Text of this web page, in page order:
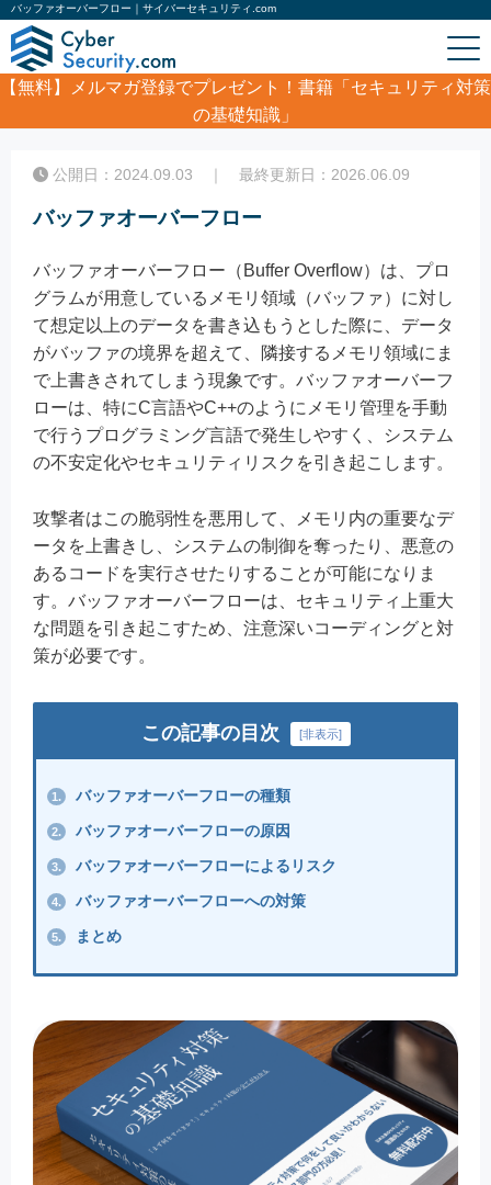
バッファオーバーフロー｜サイバーセキュリティ.com
【無料】
メルマガ登録でプレゼント！書籍「セキュリティ対策
の基礎知識」
バッファオーバーフロー
公開日：2024.09.03 ｜ 最終更新日：2026.06.09
バッファオーバーフロー
バッファオーバーフロー（Buffer Overflow）は、プロ
グラムが用意しているメモリ領域（バッファ）に対し
て想定以上のデータを書き込もうとした際に、データ
がバッファの境界を超えて、隣接するメモリ領域にま
で上書きされてしまう現象です。バッファオーバーフ
ローは、特にC言語やC++のようにメモリ管理を手動
で行うプログラミング言語で発生しやすく、システム
の不安定化やセキュリティリスクを引き起こします。
攻撃者はこの脆弱性を悪用して、メモリ内の重要なデ
ータを上書きし、システムの制御を奪ったり、悪意の
あるコードを実行させたりすることが可能になりま
す。バッファオーバーフローは、セキュリティ上重大
な問題を引き起こすため、注意深いコーディングと対
策が必要です。
この記事の目次 [非表示]
1. バッファオーバーフローの種類
2. バッファオーバーフローの原因
3. バッファオーバーフローによるリスク
4. バッファオーバーフローへの対策
5. まとめ